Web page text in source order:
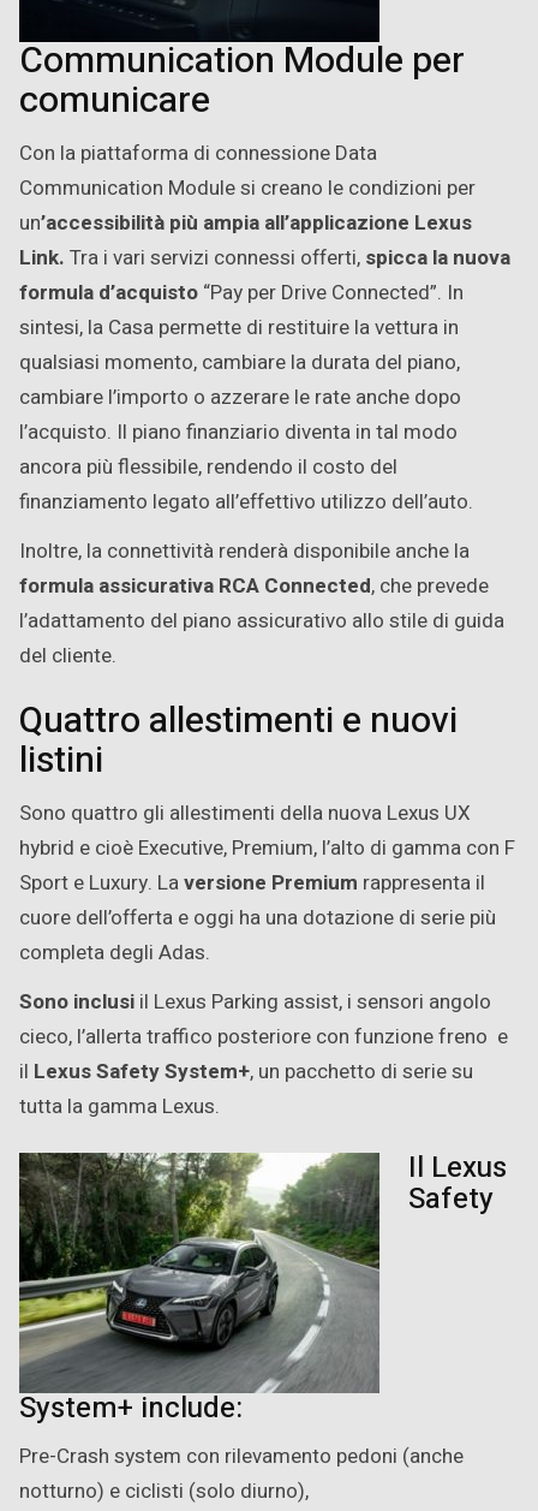
Communication Module per
comunicare
Con la piattaforma di connessione Data
Communication Module si creano le condizioni per
un’accessibilità più ampia all’applicazione Lexus
Link. Tra i vari servizi connessi offerti, spicca la nuova
formula d’acquisto “Pay per Drive Connected”. In
sintesi, la Casa permette di restituire la vettura in
qualsiasi momento, cambiare la durata del piano,
cambiare l’importo o azzerare le rate anche dopo
l’acquisto. Il piano finanziario diventa in tal modo
ancora più flessibile, rendendo il costo del
finanziamento legato all’effettivo utilizzo dell’auto.
Inoltre, la connettività renderà disponibile anche la
formula assicurativa RCA Connected, che prevede
l’adattamento del piano assicurativo allo stile di guida
del cliente.
Quattro allestimenti e nuovi
listini
Sono quattro gli allestimenti della nuova Lexus UX
hybrid e cioè Executive, Premium, l’alto di gamma con F
Sport e Luxury. Laversione Premium rappresenta il
cuore dell’offerta e oggi ha una dotazione di serie più
completa degli Adas.
Sono inclusi il Lexus Parking assist, i sensori angolo
cieco, l’allerta traffico posteriore con funzione freno e
il Lexus Safety System+, un pacchetto di serie su
tutta la gamma Lexus.
Il Lexus
Safety
System+ include:
Pre-Crash system con rilevamento pedoni (anche
notturno) e ciclisti (solo diurno),